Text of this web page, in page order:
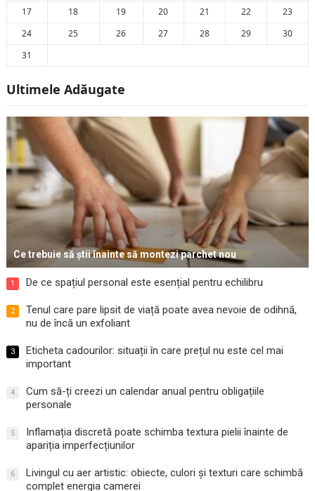
17
18 19 20 21 22
23
24
25 26 27 28 29
30
31
Ultimele Adăugate
Ce trebuie să știi înainte să montezi parchet nou
1 De ce spațiul personal este esențial pentru echilibru
2
Tenul care pare lipsit de viață poate avea nevoie de odihnă,
nu de încă un exfoliant
3
Eticheta cadourilor: situații în care prețul nu este cel mai
important
4
Cum să-ți creezi un calendar anual pentru obligațiile
personale
5
Inflamația discretă poate schimba textura pielii înainte de
apariția imperfecțiunilor
6
Livingul cu aer artistic: obiecte, culori și texturi care schimbă
complet energia camerei